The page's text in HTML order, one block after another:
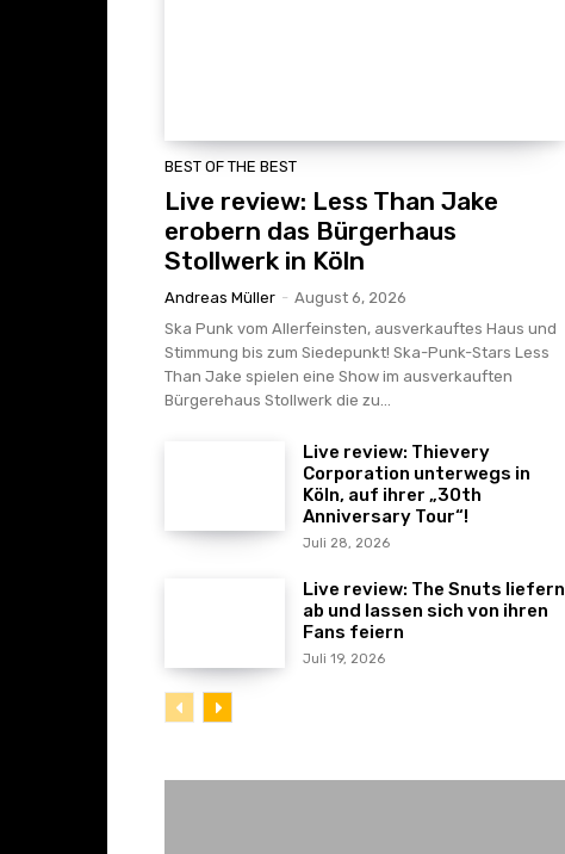
BEST OF THE BEST
Live review: Less Than Jake
erobern das Bürgerhaus
Stollwerk in Köln
Andreas Müller - August 6, 2026
Ska Punk vom Allerfeinsten, ausverkauftes Haus und
Stimmung bis zum Siedepunkt! Ska-Punk-Stars Less
Than Jake spielen eine Show im ausverkauften
Bürgerehaus Stollwerk die zu...
Live review: Thievery
Corporation unterwegs in
Köln, auf ihrer „30th
Anniversary Tour“!
Juli 28, 2026
Live review: The Snuts liefern
ab und lassen sich von ihren
Fans feiern
Juli 19, 2026